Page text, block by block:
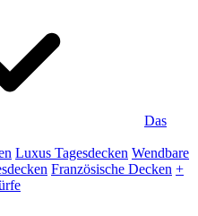
Das
Luxus Tagesdecken Wendbare
Französische Decken +